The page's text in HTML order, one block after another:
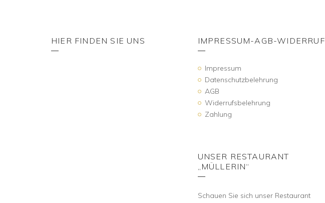
HIER FINDEN SIE UNS IMPRESSUM-AGB-WIDERRUF
Impressum
Datenschutzbelehrung
AGB
Widerrufsbelehrung
Zahlung
UNSER RESTAURANT
„MÜLLERIN“
Schauen Sie sich unser Restaurant